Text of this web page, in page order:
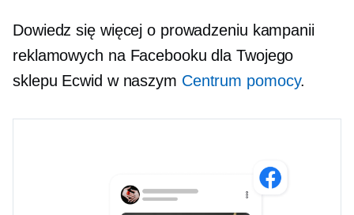
Dowiedz się więcej o prowadzeniu kampanii
reklamowych na Facebooku dla Twojego
sklepu Ecwid w naszym Centrum pomocy.